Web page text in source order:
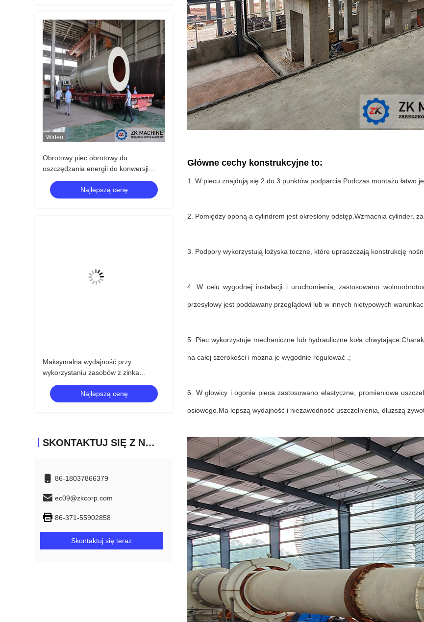
Wideo
Obrotowy piec obrotowy do
oszczędzania energii do konwersji
węglanu magnezu (MgCO₃) na tlenek
magnezu (MgO)Najlepszą cenę
Maksymalna wydajność przy
wykorzystaniu zasobów z zinka
zawierającego odpady 400-1000T/D
Najlepszą cenę
SKONTAKTUJ SIĘ Z NAMI
86-18037866379
ec09@zkcorp.com
86-371-55902858
Skontaktuj się teraz
Główne cechy konstrukcyjne to:
1. W piecu znajdują się 2 do 3 punktów podparcia.Podczas montażu
2. Pomiędzy oponą a cylindrem jest określony odstęp.Wzmacnia cylinder,
3. Podpory wykorzystują łożyska toczne, które upraszczają konstrukcję
4. W celu wygodnej instalacji i uruchomienia, zastosowano
przesyłowy jest poddawany przeglądowi lub w innych nietypowych
5. Piec wykorzystuje mechaniczne lub hydrauliczne koła
na całej szerokości i można je wygodnie regulować .;
6. W głowicy i ogonie pieca zastosowano elastyczne, promieniowe
osiowego.Ma lepszą wydajność i niezawodność uszczelnienia, dłuższą